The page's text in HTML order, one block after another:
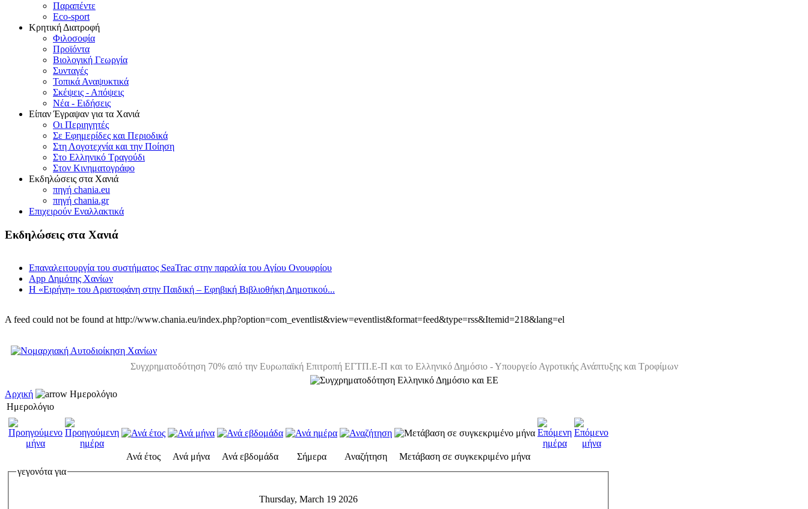
Παραπέντε
Eco-sport
Κρητική Διατροφή
Φιλοσοφία
Προϊόντα
Βιολογική Γεωργία
Συνταγές
Τοπικά Αναψυκτικά
Σκέψεις - Απόψεις
Νέα - Ειδήσεις
Είπαν Έγραψαν για τα Χανιά
Οι Περιηγητές
Σε Εφημερίδες και Περιοδικά
Στη Λογοτεχνία και την Ποίηση
Στο Ελληνικό Τραγούδι
Στον Κινηματογράφο
Εκδηλώσεις στα Χανιά
πηγή chania.eu
πηγή chania.gr
Επιχειρούν Εναλλακτικά
Εκδηλώσεις στα Χανιά
Επαναλειτουργία του συστήματος SeaTrac στην παραλία του Αγίου Ονουφρίου
App Δημότης Χανίων
Η «Ειρήνη» του Αριστοφάνη στην Παιδική – Εφηβική Βιβλιοθήκη Δημοτικού...
A feed could not be found at http://www.chania.eu/index.php?option=com_eventlist&view=eventlist&format=feed&type=rss&Itemid=218&lang=el
Συγχρηματοδότηση 70% από την Ευρωπαϊκή Επιτροπή ΕΓΤΠ.Ε-Π και το Ελληνικό Δημόσιο - Υπουργείο Αγροτικής Ανάπτυξης και Τροφίμων
Αρχική
Ημερολόγιο
Ημερολόγιο
Ανά έτος Ανά μήνα Ανά εβδομάδα Σήμερα Αναζήτηση
Μετάβαση σε συγκεκριμένο μήνα
γεγονότα για
Thursday, March 19 2026